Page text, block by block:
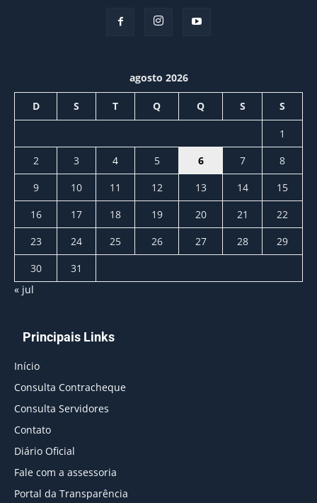
agosto 2026
D S T Q Q S S
1
2
3 4 5 6 7
8
9
10 11 12 13 14
15
16
17 18 19 20 21
22
23
24 25 26 27 28
29
30
31
« jul
Principais Links
Início
Consulta Contracheque
Consulta Servidores
Contato
Diário Oficial
Fale com a assessoria
Portal da Transparência